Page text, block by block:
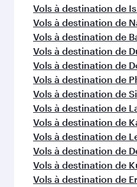
Vols à destination de
Vols à destination de
Vols à destination de
Vols à destination de
Vols à destination de
Vols à destination de
Vols à destination de
Vols à destination de
Vols à destination de
Vols à destination de
Vols à destination de
Vols à destination de
Vols à destination de